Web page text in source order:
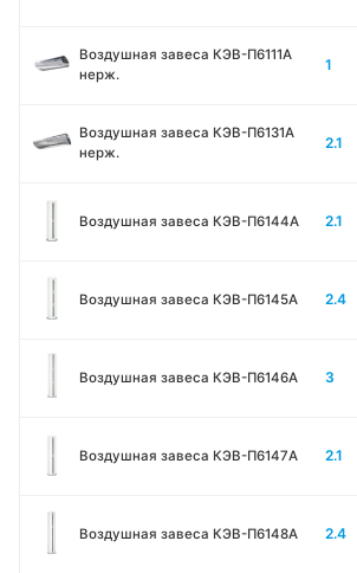
Воздушная завеса КЭВ-П6111A
нерж.
1
Воздушная завеса КЭВ-П6131A
нерж.
2.1
Воздушная завеса КЭВ-П6144A 2.1
Воздушная завеса КЭВ-П6145A 2.4
Воздушная завеса КЭВ-П6146A 3
Воздушная завеса КЭВ-П6147A 2.1
Воздушная завеса КЭВ-П6148A 2.4